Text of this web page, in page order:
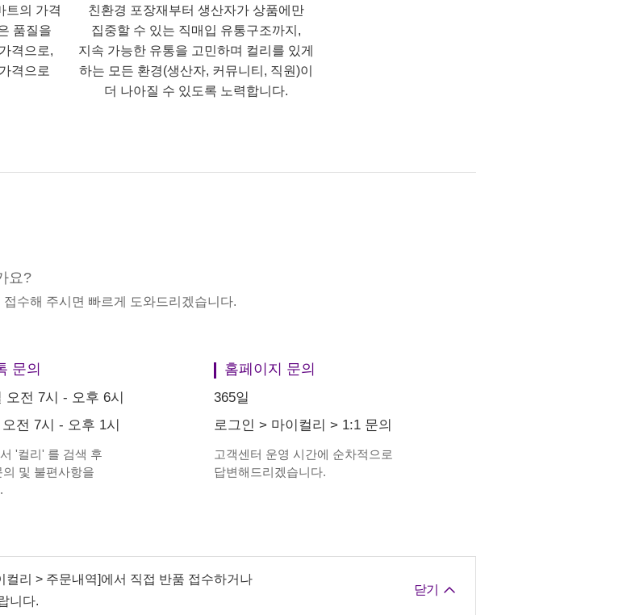
트의 가격
품질을
격으로,
격으로
친환경 포장재부터 생산자가 상품에만
집중할 수 있는 직매입 유통구조까지,
지속 가능한 유통을 고민하며 컬리를 있게
하는 모든 환경(생산자, 커뮤니티, 직원)이
더 나아질 수 있도록 노력합니다.
요?
수해 주시면 빠르게 도와드리겠습니다.
문의
오전 7시 - 오후 6시
전 7시 - 오후 1시
'컬리' 를 검색 후
및 불편사항을
홈페이지 문의
365일
로그인 > 마이컬리 > 1:1 문의
고객센터 운영 시간에 순차적으로
답변해드리겠습니다.
컬리 > 주문내역]에서 직접 반품 접수하거나
니다.
닫기